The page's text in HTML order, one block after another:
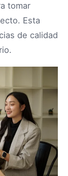
tomar
Esta
de calidad